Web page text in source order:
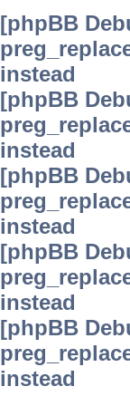
[phpBB
instead
[phpBB
instead
[phpBB
instead
[phpBB
instead
[phpBB
instead